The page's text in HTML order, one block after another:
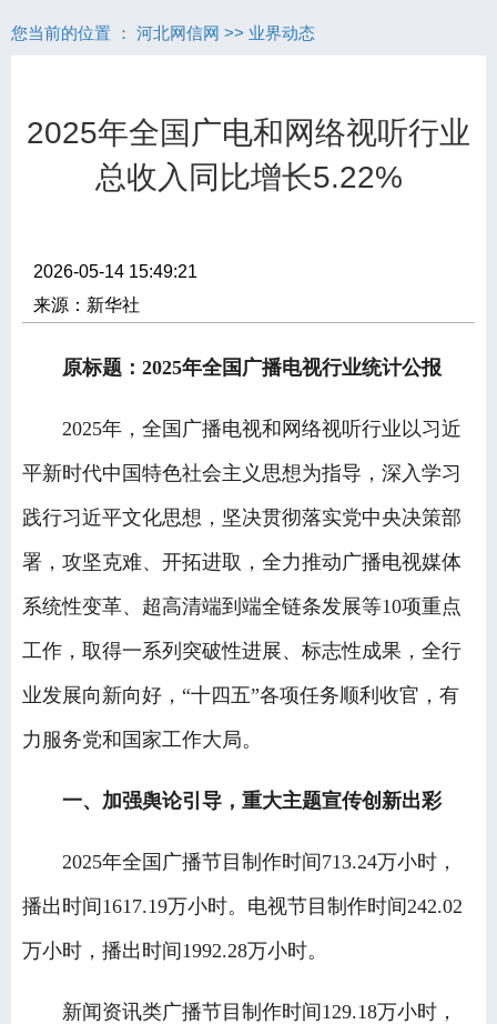
您当前的位置 ： 河北网信网 >> 业界动态
2025年全国广电和网络视听行业
总收入同比增长5.22%
2026-05-14 15:49:21
来源：新华社
原标题：2025年全国广播电视行业统计公报
2025年，全国广播电视和网络视听行业以习近
平新时代中国特色社会主义思想为指导，深入学习
践行习近平文化思想，坚决贯彻落实党中央决策部
署，攻坚克难、开拓进取，全力推动广播电视媒体
系统性变革、超高清端到端全链条发展等10项重点
工作，取得一系列突破性进展、标志性成果，全行
业发展向新向好，“十四五”各项任务顺利收官，有
力服务党和国家工作大局。
一、加强舆论引导，重大主题宣传创新出彩
2025年全国广播节目制作时间713.24万小时，
播出时间1617.19万小时。电视节目制作时间242.02
万小时，播出时间1992.28万小时。
新闻资讯类广播节目制作时间129.18万小时，